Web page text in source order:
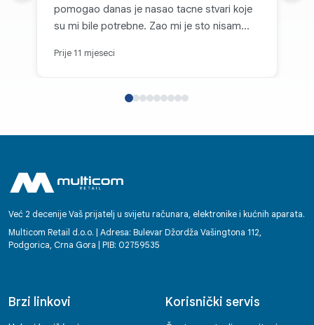
pomogao danas je nasao tacne stvari koje
su mi bile potrebne. Zao mi je sto nisam
Prije 11 mjeseci
Već 2 decenije Vaš prijatelj u svijetu računara, elektronike i kućnih aparata.
Multicom Retail d.o.o. | Adresa: Bulevar Džordža Vašingtona 112,
Podgorica, Crna Gora | PIB: 02759535
Brzi linkovi Korisnički servis